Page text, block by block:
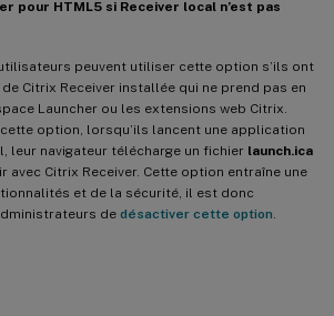
pour HTML5 si Receiver local n’est pas
peuvent utiliser cette option s’ils ont
Citrix Receiver installée qui ne prend pas en
Launcher ou les extensions web Citrix.
option, lorsqu’ils lancent une application
leur navigateur télécharge un fichier launch.ica
avec Citrix Receiver. Cette option entraîne une
et de la sécurité, il est donc
de désactiver cette option